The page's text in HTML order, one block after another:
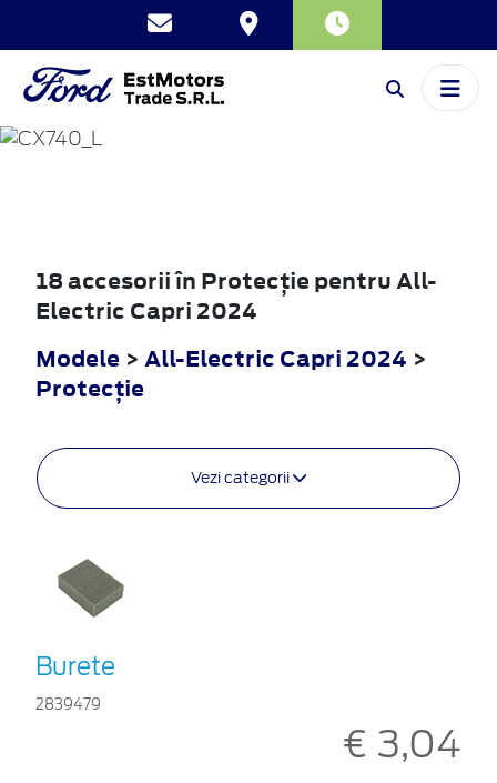
ALL-ELECTRIC
CAPRI
18 accesorii în Protecţie pentru All-
Electric Capri 2024
Modele > All-Electric Capri 2024 >
Protecţie
Vezi categorii
Burete
2839479
€ 3,04